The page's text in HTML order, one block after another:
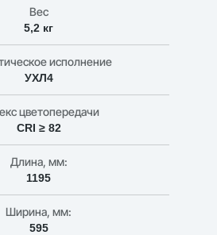
Вес
5,2 кг
исполнение
УХЛ4
цветопередачи
CRI ≥ 82
Длина, мм:
1195
Ширина, мм:
595